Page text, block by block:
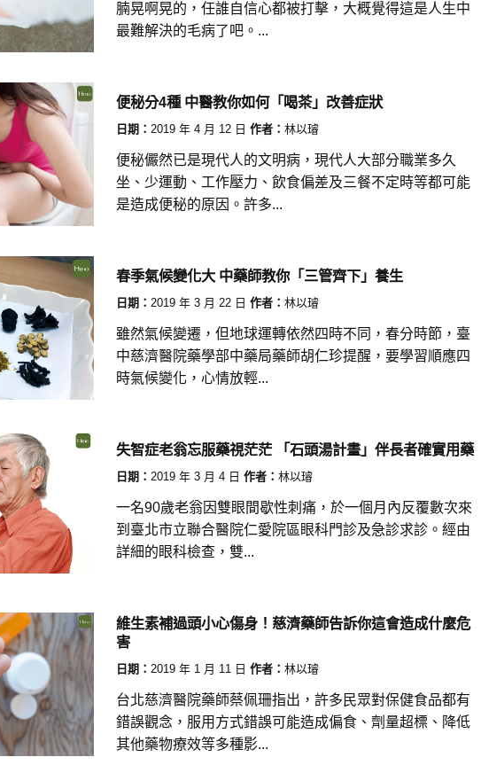
腩晃啊晃的，任誰自信心都被打擊，大概覺得這是人生中
最難解決的毛病了吧。...
便秘分4種 中醫教你如何「喝茶」改善症狀
日期： 2019 年 4 月 12 日 作者： 林以璿
便秘儼然已是現代人的文明病，現代人大部分職業多久
坐、少運動、工作壓力、飲食偏差及三餐不定時等都可能
是造成便秘的原因。許多...
春季氣候變化大 中藥師教你「三管齊下」養生
日期： 2019 年 3 月 22 日 作者： 林以璿
雖然氣候變遷，但地球運轉依然四時不同，春分時節，臺
中慈濟醫院藥學部中藥局藥師胡仁珍提醒，要學習順應四
時氣候變化，心情放輕...
失智症老翁忘服藥視茫茫 「石頭湯計畫」伴長者確實用藥
日期： 2019 年 3 月 4 日 作者： 林以璿
一名90歲老翁因雙眼間歇性刺痛，於一個月內反覆數次來
到臺北市立聯合醫院仁愛院區眼科門診及急診求診。經由
詳細的眼科檢查，雙...
維生素補過頭小心傷身！慈濟藥師告訴你這會造成什麼危
害
日期： 2019 年 1 月 11 日 作者： 林以璿
台北慈濟醫院藥師蔡佩珊指出，許多民眾對保健食品都有
錯誤觀念，服用方式錯誤可能造成偏食、劑量超標、降低
其他藥物療效等多種影...